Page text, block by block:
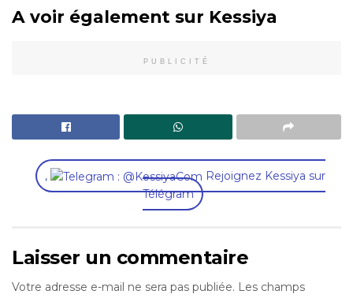
A voir également sur Kessiya
PUBLICITÉ
,
Rejoignez Kessiya sur
Télégram
Laisser un commentaire
Votre adresse e-mail ne sera pas publiée. Les champs